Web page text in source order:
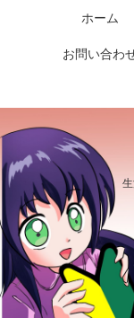
ホーム
お問い合わ